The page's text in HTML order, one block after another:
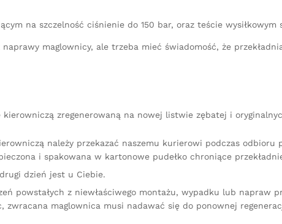
na szczelność ciśnienie do 150 bar, oraz teście
maglownicy, ale trzeba mieć świadomość, że
kierowniczą zregenerowaną na nowej listwie zębatej i
należy przekazać naszemu kurierowi podczas odbioru
i spakowana w kartonowe pudełko chroniące
dzień jest u Ciebie.
powstałych z niewłaściwego montażu, wypadku lub napraw
zwracana maglownica musi nadawać się do ponownej